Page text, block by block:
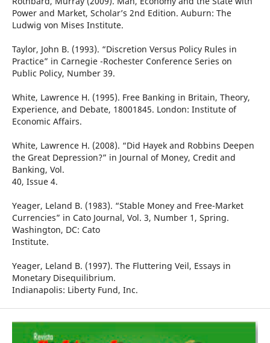
Power and Market, Scholar’s 2nd Edition. Auburn: The
Ludwig von Mises Institute.
Taylor, John B. (1993). “Discretion Versus Policy Rules in
Practice” in Carnegie -Rochester Conference Series on
Public Policy, Number 39.
White, Lawrence H. (1995). Free Banking in Britain, Theory,
Experience, and Debate, 18001845. London: Institute of
Economic Affairs.
White, Lawrence H. (2008). “Did Hayek and Robbins Deepen
the Great Depression?” in Journal of Money, Credit and
Banking, Vol.
40, Issue 4.
Yeager, Leland B. (1983). “Stable Money and Free-Market
Currencies” in Cato Journal, Vol. 3, Number 1, Spring.
Washington, DC: Cato
Institute.
Yeager, Leland B. (1997). The Fluttering Veil, Essays in
Monetary Disequilibrium.
Indianapolis: Liberty Fund, Inc.